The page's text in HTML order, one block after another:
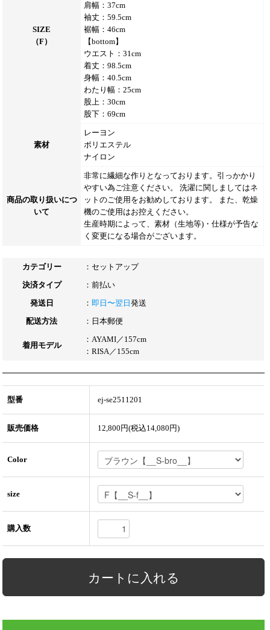
SIZE
（F）
肩幅：37cm
袖丈：59.5cm
裾幅：46cm
【bottom】
ウエスト：31cm
着丈：98.5cm
身幅：40.5cm
わたり幅：25cm
股上：30cm
股下：69cm
素材
レーヨン
ポリエステル
ナイロン
商品の取り扱いにつ
いて
非常に繊細な作りとなっております。引っかかり
やすい為ご注意ください。 洗濯に関しましてはネ
ットのご使用をお勧めしております。 また、乾燥
機のご使用はお控えください。
生産時期によって、素材（生地等)・仕様が予告な
く変更になる場合がございます。
カテゴリー ： セットアップ
決済タイプ
：前払い
発送日
： 即日〜翌日発送
配送方法
：日本郵便
着用モデル
：AYAMI／157cm
：RISA／155cm
型番 ej-se2511201
販売価格 12,800円(税込14,080円)
Color
size
購入数